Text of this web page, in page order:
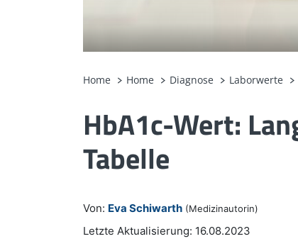
Home Home Diagnose Laborwerte
HbA1c-Wert:
Tabelle
Von: Eva Schiwarth (Medizinautorin)
Letzte Aktualisierung: 16.08.2023